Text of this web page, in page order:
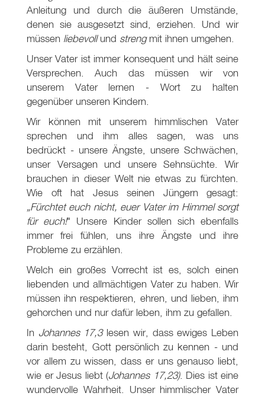
Anleitung und durch die äußeren Umstände,
denen sie ausgesetzt sind, erziehen. Und wir
müssen liebevollund strengmit ihnen umgehen.
Unser Vater ist immer konsequent und hält seine
Versprechen. Auch das müssen wir von
unserem Vater lernen - Wort zu halten
gegenüber unseren Kindern.
Wir können mit unserem himmlischen Vater
sprechen und ihm alles sagen, was uns
bedrückt - unsere Ängste, unsere Schwächen,
unser Versagen und unsere Sehnsüchte. Wir
brauchen in dieser Welt nie etwas zu fürchten.
Wie oft hat Jesus seinen Jüngern gesagt:
„Fürchtet euch nicht, euer Vater im Himmel sorgt
für euch!" Unsere Kinder sollen sich ebenfalls
immer frei fühlen, uns ihre Ängste und ihre
Probleme zu erzählen.
Welch ein großes Vorrecht ist es, solch einen
liebenden und allmächtigen Vater zu haben. Wir
müssen ihn respektieren, ehren, und lieben, ihm
gehorchen und nur dafür leben, ihm zu gefallen.
In Johannes 17,3 lesen wir, dass ewiges Leben
darin besteht, Gott persönlich zu kennen - und
vor allem zu wissen, dass er uns genauso liebt,
wie er Jesus liebt (Johannes 17,23). Dies ist eine
wundervolle Wahrheit. Unser himmlischer Vater